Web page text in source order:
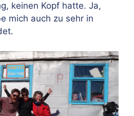
keinen Kopf hatte. Ja,
mich auch zu sehr in